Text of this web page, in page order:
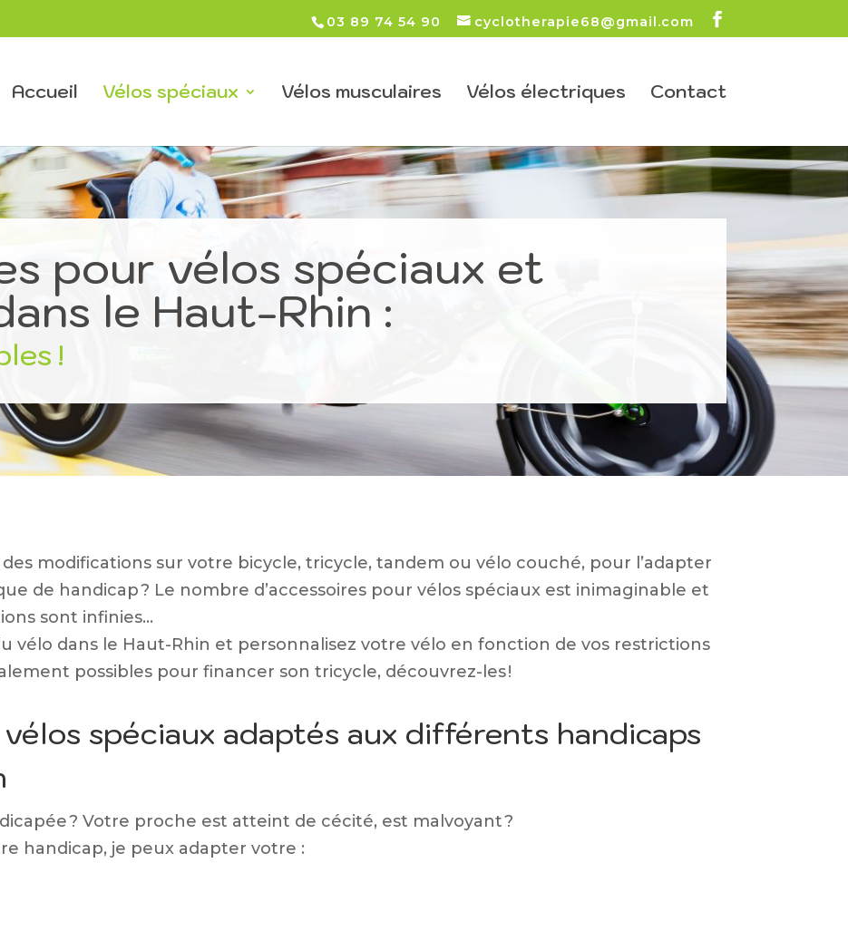
03 89 74 54 90 cyclotherapie68@gmail.com
Accueil Vélos spéciaux Vélos musculaires Vélos électriques Contact
pour vélos spéciaux et
le Haut-Rhin :
!
modifications sur votre bicycle, tricycle, tandem ou vélo couché, pour l’adapter
de handicap ? Le nombre d’accessoires pour vélos spéciaux est inimaginable et
sont infinies…
vélo dans le Haut-Rhin et personnalisez votre vélo en fonction de vos restrictions
possibles pour financer son tricycle, découvrez-les !
spéciaux adaptés aux différents handicaps
? Votre proche est atteint de cécité, est malvoyant ?
handicap, je peux adapter votre :